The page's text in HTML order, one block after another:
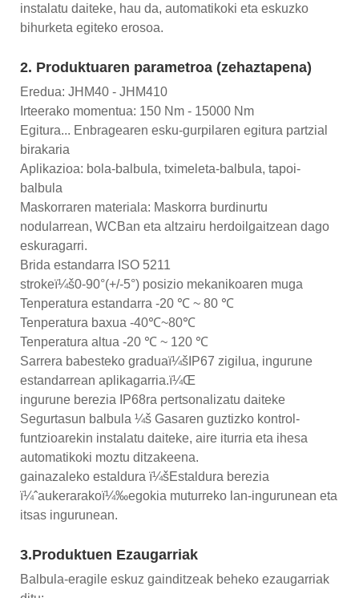
instalatu daiteke, hau da, automatikoki eta eskuzko
bihurketa egiteko erosoa.
2. Produktuaren parametroa (zehaztapena)
Eredua: JHM40 - JHM410
Irteerako momentua: 150 Nm - 15000 Nm
Egitura... Enbragearen esku-gurpilaren egitura partzial
birakaria
Aplikazioa: bola-balbula, tximeleta-balbula, tapoi-
balbula
Maskorraren materiala: Maskorra burdinurtu
nodularrean, WCBan eta altzairu herdoilgaitzean dago
eskuragarri.
Brida estandarra ISO 5211
strokeï¼š0-90°(+/-5°) posizio mekanikoaren muga
Tenperatura estandarra -20 ℃ ~ 80 ℃
Tenperatura baxua -40℃~80℃
Tenperatura altua -20 ℃ ~ 120 ℃
Sarrera babesteko graduaï¼šIP67 zigilua, ingurune
estandarrean aplikagarria.ï¼Œ
ingurune berezia IP68ra pertsonalizatu daiteke
Segurtasun balbula ¼š Gasaren guztizko kontrol-
funtzioarekin instalatu daiteke, aire iturria eta ihesa
automatikoki moztu ditzakeena.
gainazaleko estaldura ï¼šEstaldura berezia
ï¼ˆaukerarakoï¼‰egokia muturreko lan-ingurunean eta
itsas ingurunean.
3.Produktuen Ezaugarriak
Balbula-eragile eskuz gainditzeak beheko ezaugarriak